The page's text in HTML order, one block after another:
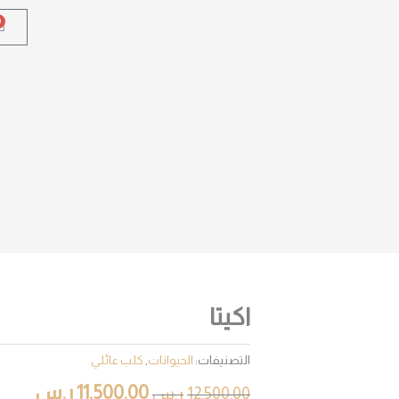
اكيتا
التصنيفات: الحيوانات, كلب عائلي
12,500.00 ر.س السعر
11,500.00ر.س